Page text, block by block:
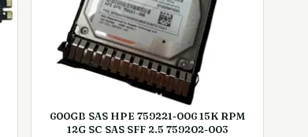
600GB SAS HPE 759221-006 15K RPM
12G SC SAS SFF 2.5 759202-003